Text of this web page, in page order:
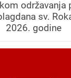
održavanja
sv.
2026. godine